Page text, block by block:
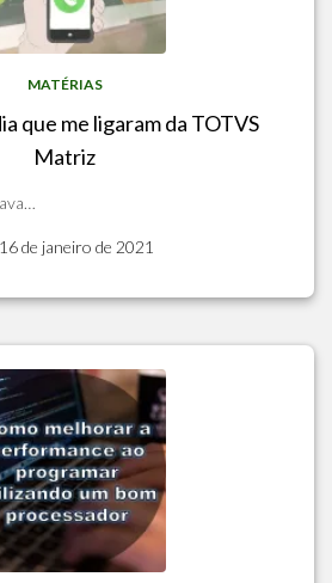
MATÉRIAS
que me ligaram da TOTVS
Matriz
16 de janeiro de 2021